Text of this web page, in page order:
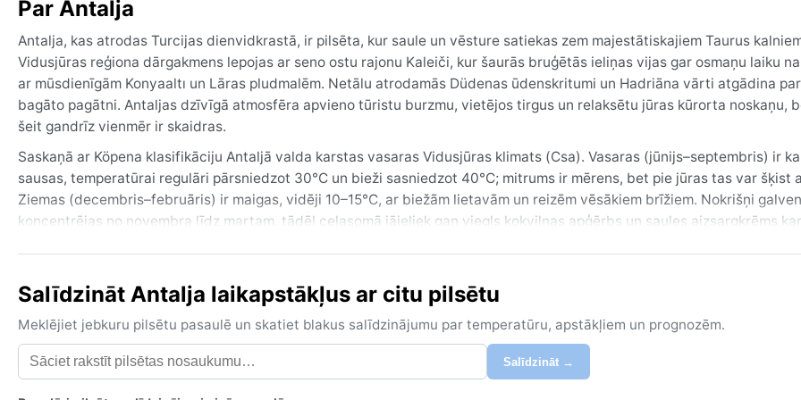
Par Antalja
Antalja, kas atrodas Turcijas dienvidkrastā, ir pilsēta, kur saule un vēsture satiekas zem majestātiskajiem Taurus
Vidusjūras reģiona dārgakmens lepojas ar seno ostu rajonu Kaleiči, kur šaurās bruģētās ieliņas vijas gar osmaņu laiku
ar mūsdienīgām Konyaaltı un Lāras pludmalēm. Netālu atrodamās Düdenas ūdenskritumi un Hadriāna vārti atgādina
bagāto pagātni. Antaljas dzīvīgā atmosfēra apvieno tūristu burzmu, vietējos tirgus un relaksētu jūras kūrorta noskaņu,
šeit gandrīz vienmēr ir skaidras.
Saskaņā ar Köpena klasifikāciju Antaljā valda karstas vasaras Vidusjūras klimats (Csa). Vasaras (jūnijs–septembris) ir
sausas, temperatūrai regulāri pārsniedzot 30°C un bieži sasniedzot 40°C; mitrums ir mērens, bet pie jūras tas var šķist
Ziemas (decembris–februāris) ir maigas, vidēji 10–15°C, ar biežām lietavām un reizēm vēsākiem brīžiem. Nokrišņi
koncentrējas no novembra līdz martam, tādēļ ceļasomā jāieliek gan viegls kokvilnas apģērbs un saules aizsargkrēms
patīkama un tūristu plūsma mazāka. Vasarā var piedzīvot īslaicīgus karstuma viļņus, bet ziemā lietus mijas ar saulainām
sniegs ir retums. Reizēm no Sahāras tuksneša atceļo sauss, putekļains siroko vējš, kas nes karstumu un dzeltenas
pavasarī un rudenī. Viesuļvētras vai musoni šeit nav sastopami – Antalja piedāvā klasisku Vidusjūras klimatu ar izteiktām
Salīdzināt Antalja laikapstākļus ar citu pilsētu
Meklējiet jebkuru pilsētu pasaulē un skatiet blakus salīdzinājumu par temperatūru, apstākļiem un prognozēm.
Salīdzināt →